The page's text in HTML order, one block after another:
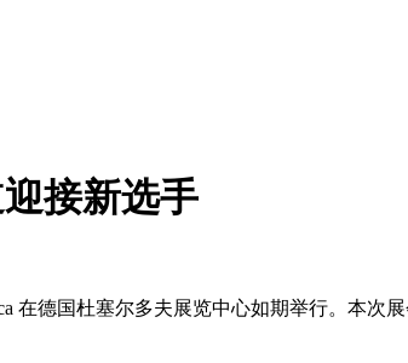
接新选手
德国杜塞尔多夫展览中心如期举行。本次